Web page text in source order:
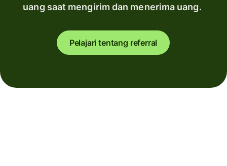
uang saat mengirim dan menerima uang.
Pelajari tentang referral